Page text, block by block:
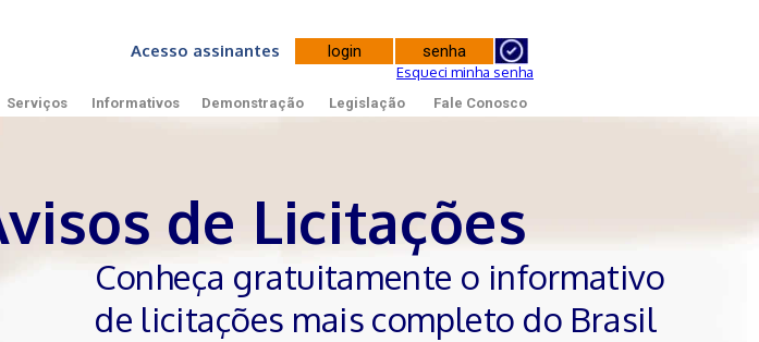
Acesso assinantes
Esqueci minha senha
Serviços Informativos Demonstração Legislação Fale Conosco
de Licitações
Conheça gratuitamente o informativo
de licitações mais completo do Brasil